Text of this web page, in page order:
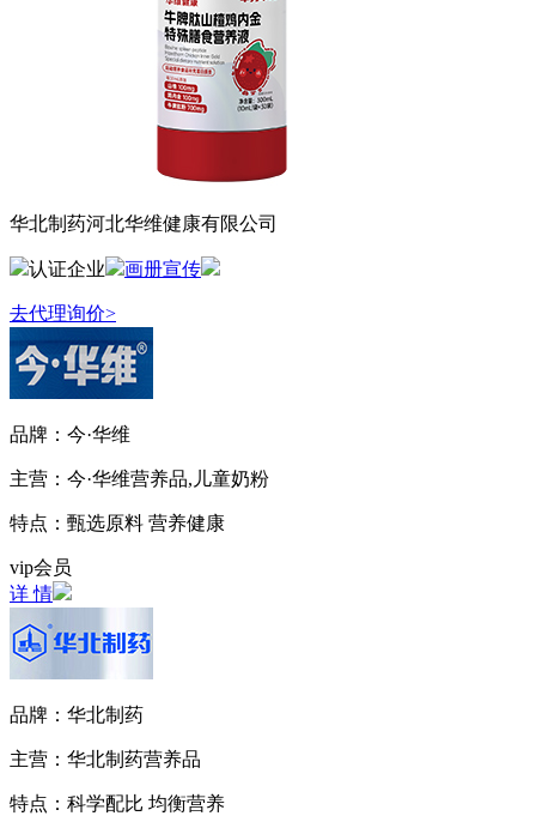
华北制药河北华维健康有限公司
认证企业 画册宣传
去代理询价>
品牌： 今·华维
主营： 今·华维营养品,儿童奶粉
特点： 甄选原料 营养健康
vip会员
详 情
品牌： 华北制药
主营： 华北制药营养品
特点： 科学配比 均衡营养